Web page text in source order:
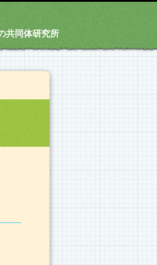
共同体研究所